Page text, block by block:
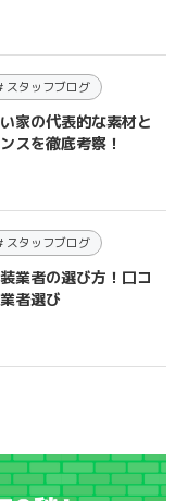
スタッフブログ
家の代表的な素材と
スを徹底考察！
スタッフブログ
業者の選び方！口コ
者選び